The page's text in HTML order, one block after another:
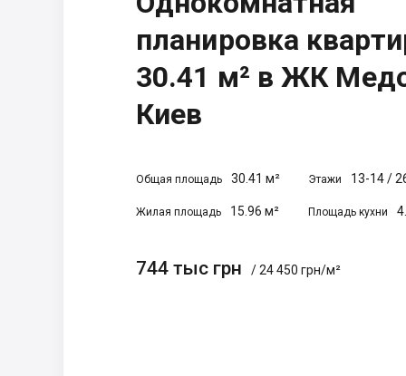
планировка
30.41 м² в ЖК
Киев
Общая площадь 30.41 м² Этажи 13-14/
Жилая площадь 15.96 м² Площадь кухни
744 тыс грн / 24 450 грн/м²